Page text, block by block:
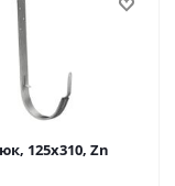
125х310, Zn